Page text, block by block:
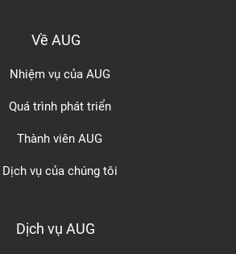
Về AUG
Nhiệm vụ của AUG
Quá trình phát triển
Thành viên AUG
Dịch vụ của chúng tôi
Dịch vụ AUG